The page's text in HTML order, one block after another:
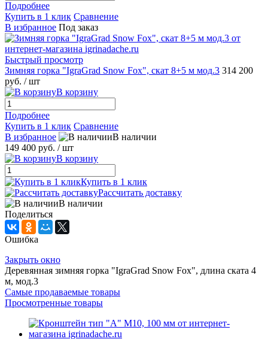
Подробнее
Купить в 1 клик Сравнение
В избранное Под заказ
Быстрый просмотр
Зимняя горка "IgraGrad Snow Fox", скат 8+5 м мод.3 314 200
руб. / шт
В корзину
Подробнее
Купить в 1 клик Сравнение
В избранное
В наличии
149 400 руб. / шт
В корзину
Купить в 1 клик
Рассчитать доставку
В наличии
Поделиться
Ошибка
Закрыть окно
Деревянная зимняя горка "IgraGrad Snow Fox", длина ската 4
м, мод.3
Самые продаваемые товары
Просмотренные товары